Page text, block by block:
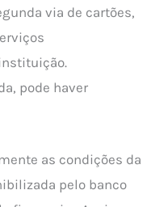
via de cartões,
pode haver
as condições da
pelo banco